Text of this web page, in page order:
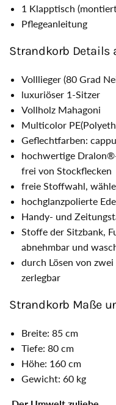
1 Klapptisch
Pflegeanleitung
Strandkorb Details
Volllieger (80 Grad
luxuriöser 1-Sitzer
Vollholz Mahagoni
Multicolor
Geflechtfarben:
hochwertige
frei von Stockflecken
freie Stoffwahl,
hochglanzpolierte
Handy- und
Stoffe der Sitzbank,
abnehmbar und
durch Lösen von
zerlegbar
Strandkorb Maße
Breite: 85 cm
Tiefe: 80 cm
Höhe: 160 cm
Gewicht: 60 kg